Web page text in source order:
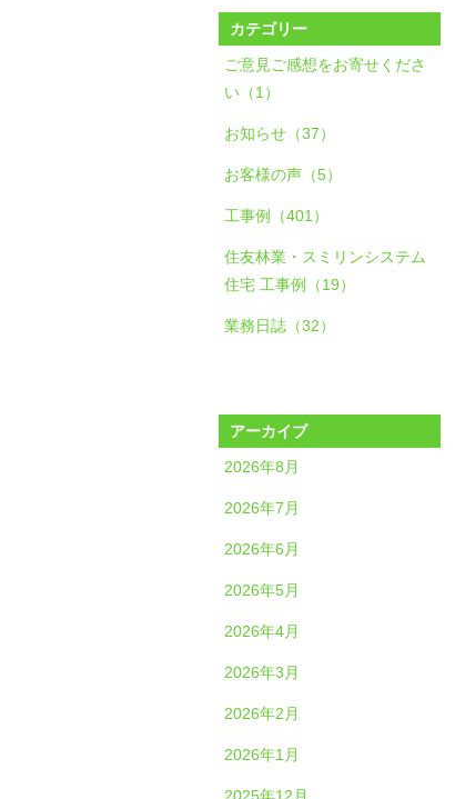
カテゴリー
ご意見ご感想をお寄せくださ
い（1）
お知らせ（37）
お客様の声（5）
工事例（401）
住友林業・スミリンシステム
住宅 工事例（19）
業務日誌（32）
アーカイブ
2026年8月
2026年7月
2026年6月
2026年5月
2026年4月
2026年3月
2026年2月
2026年1月